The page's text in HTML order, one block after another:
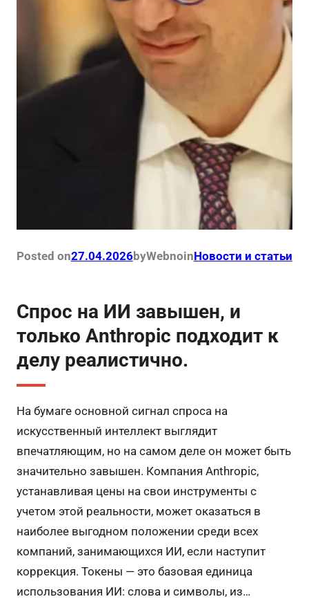
Posted on27.04.2026byWebnoinНовости и статьи
Спрос на ИИ завышен, и
только Anthropic подходит к
делу реалистично.
На бумаге основной сигнал спроса на
искусственный интеллект выглядит
впечатляющим, но на самом деле он может быть
значительно завышен. Компания Anthropic,
устанавливая цены на свои инструменты с
учетом этой реальности, может оказаться в
наиболее выгодном положении среди всех
компаний, занимающихся ИИ, если наступит
коррекция. Токены — это базовая единица
использования ИИ: слова и символы, из…